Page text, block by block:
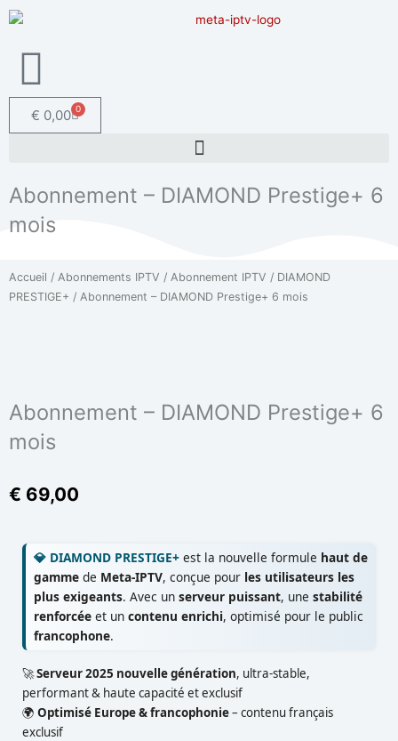
Aller
au
€ 0,00 0
Panier
Abonnement – DIAMOND Prestige+ 6
mois
Accueil / Abonnements IPTV / Abonnement IPTV / DIAMOND
PRESTIGE+ / Abonnement – DIAMOND Prestige+ 6 mois
Abonnement – DIAMOND Prestige+ 6
mois
€ 69,00
💎 DIAMOND PRESTIGE+ est la nouvelle formule haut de
gamme de Meta-IPTV, conçue pour les utilisateurs les
plus exigeants. Avec un serveur puissant, une stabilité
renforcée et un contenu enrichi, optimisé pour le public
francophone.
🚀Serveur 2025 nouvelle génération, ultra-stable,
performant & haute capacité et exclusif
🌍 Optimisé Europe & francophonie– contenu français
exclusif